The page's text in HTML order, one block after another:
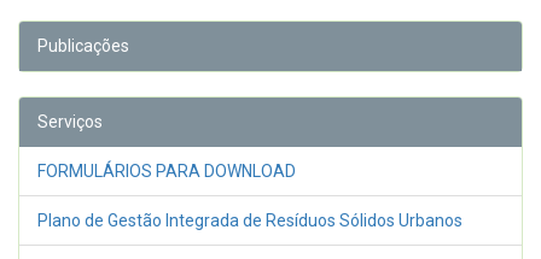
Publicações
Serviços
FORMULÁRIOS PARA DOWNLOAD
Plano de Gestão Integrada de Resíduos Sólidos Urbanos